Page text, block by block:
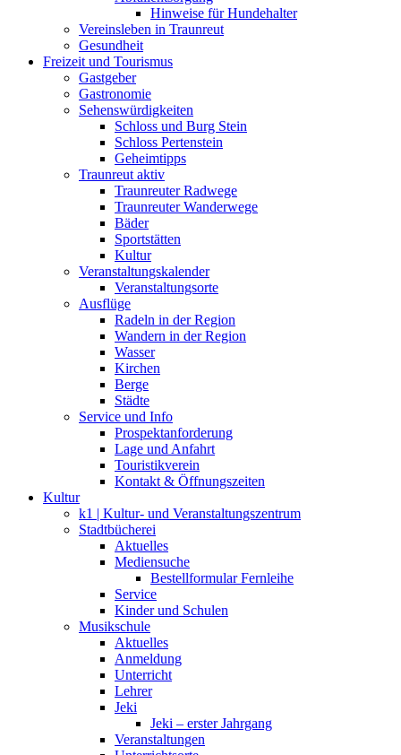
Hinweise für Hundehalter
Vereinsleben in Traunreut
Gesundheit
Freizeit und Tourismus
Gastgeber
Gastronomie
Sehenswürdigkeiten
Schloss und Burg Stein
Schloss Pertenstein
Geheimtipps
Traunreut aktiv
Traunreuter Radwege
Traunreuter Wanderwege
Bäder
Sportstätten
Kultur
Veranstaltungskalender
Veranstaltungsorte
Ausflüge
Radeln in der Region
Wandern in der Region
Wasser
Kirchen
Berge
Städte
Service und Info
Prospektanforderung
Lage und Anfahrt
Touristikverein
Kontakt & Öffnungszeiten
Kultur
k1 | Kultur- und Veranstaltungszentrum
Stadtbücherei
Aktuelles
Mediensuche
Bestellformular Fernleihe
Service
Kinder und Schulen
Musikschule
Aktuelles
Anmeldung
Unterricht
Lehrer
Jeki
Jeki – erster Jahrgang
Veranstaltungen